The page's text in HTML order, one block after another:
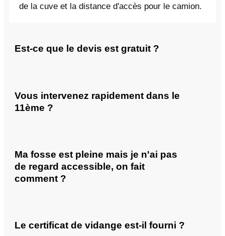
de la cuve et la distance d'accès pour le camion.
Est-ce que le devis est gratuit ?
Vous intervenez rapidement dans le
11ème ?
Ma fosse est pleine mais je n'ai pas
de regard accessible, on fait
comment ?
Le certificat de vidange est-il fourni ?